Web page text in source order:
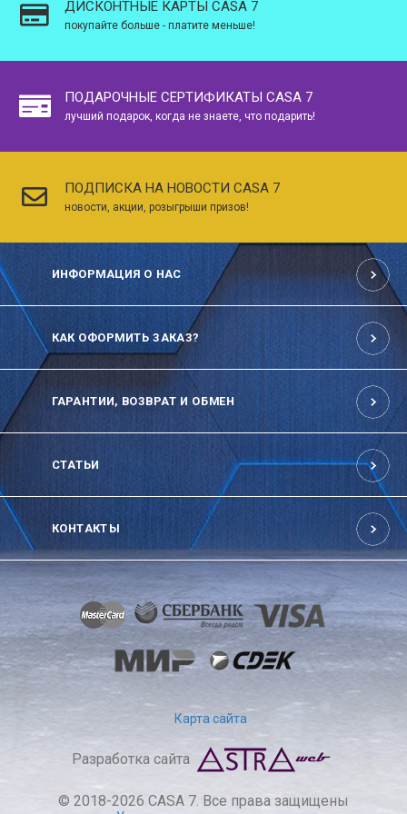
ДИСКОНТНЫЕ КАРТЫ CASA 7
покупайте больше - платите меньше!
ПОДАРОЧНЫЕ СЕРТИФИКАТЫ CASA 7
лучший подарок, когда не знаете, что подарить!
ПОДПИСКА НА НОВОСТИ CASA 7
новости, акции, розыгрыши призов!
ИНФОРМАЦИЯ О НАС
КАК ОФОРМИТЬ ЗАКАЗ?
ГАРАНТИИ, ВОЗВРАТ И ОБМЕН
СТАТЬИ
КОНТАКТЫ
Карта сайта
Разработка сайта
© 2018-2026 CASA 7. Все права защищены